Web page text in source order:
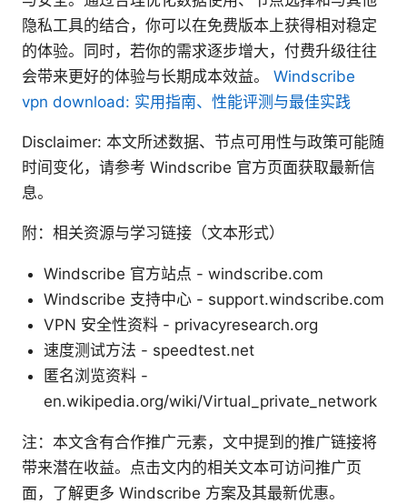
隐私工具的结合，你可以在免费版本上获得相对稳定
的体验。同时，若你的需求逐步增大，付费升级往往
会带来更好的体验与长期成本效益。 Windscribe
vpn download: 实用指南、性能评测与最佳实践
Disclaimer: 本文所述数据、节点可用性与政策可能随
时间变化，请参考 Windscribe 官方页面获取最新信
息。
附：相关资源与学习链接（文本形式）
Windscribe 官方站点 - windscribe.com
Windscribe 支持中心 - support.windscribe.com
VPN 安全性资料 - privacyresearch.org
速度测试方法 - speedtest.net
匿名浏览资料 -
en.wikipedia.org/wiki/Virtual_private_network
注：本文含有合作推广元素，文中提到的推广链接将
带来潜在收益。点击文内的相关文本可访问推广页
面，了解更多 Windscribe 方案及其最新优惠。